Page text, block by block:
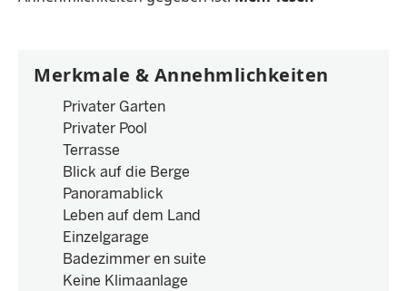
Merkmale & Annehmlichkeiten
Privater Garten
Privater Pool
Terrasse
Blick auf die Berge
Panoramablick
Leben auf dem Land
Einzelgarage
Badezimmer en suite
Keine Klimaanlage